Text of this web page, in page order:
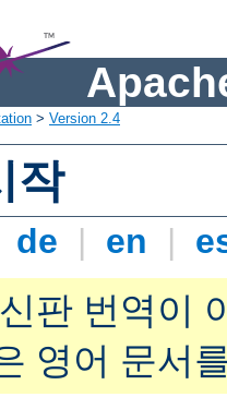
> Version 2.4
작
de | en |
판 번역이
영어 문서